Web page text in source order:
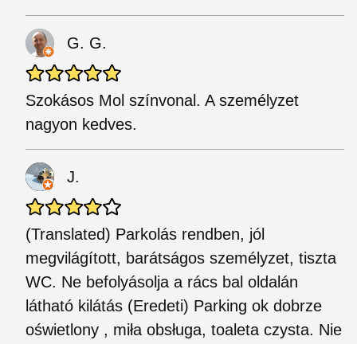
G. G.
Szokásos Mol színvonal. A személyzet
nagyon kedves.
J.
(Translated) Parkolás rendben, jól
megvilágított, barátságos személyzet, tiszta
WC. Ne befolyásolja a rács bal oldalán
látható kilátás (Eredeti) Parking ok dobrze
oświetlony , miła obsługa, toaleta czysta. Nie